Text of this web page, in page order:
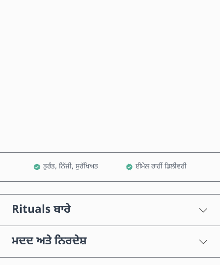
ਤੁਰੰਤ, ਨਿੱਜੀ, ਸੁਰੱਖਿਅਤ ਈਮੇਲ ਰਾਹੀਂ ਡਿਲੀਵਰੀ
Rituals ਬਾਰੇ
ਮਦਦ ਅਤੇ ਨਿਰਦੇਸ਼